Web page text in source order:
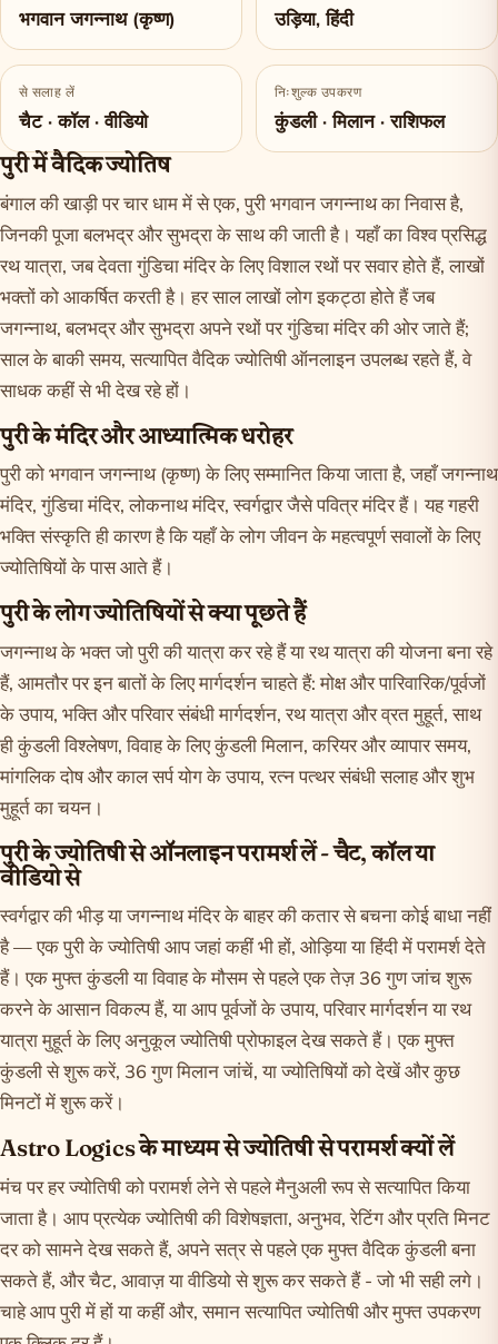
भगवान जगन्नाथ (कृष्ण) उड़िया, हिंदी
से सलाह लें
चैट · कॉल · वीडियो
निःशुल्क उपकरण
कुंडली · मिलान · राशिफल
पुरी में वैदिक ज्योतिष
बंगाल की खाड़ी पर चार धाम में से एक, पुरी भगवान जगन्नाथ का निवास है,
जिनकी पूजा बलभद्र और सुभद्रा के साथ की जाती है। यहाँ का विश्व प्रसिद्ध
रथ यात्रा, जब देवता गुंडिचा मंदिर के लिए विशाल रथों पर सवार होते हैं, लाखों
भक्तों को आकर्षित करती है। हर साल लाखों लोग इकट्ठा होते हैं जब
जगन्नाथ, बलभद्र और सुभद्रा अपने रथों पर गुंडिचा मंदिर की ओर जाते हैं;
साल के बाकी समय, सत्यापित वैदिक ज्योतिषी ऑनलाइन उपलब्ध रहते हैं, वे
साधक कहीं से भी देख रहे हों।
पुरी के मंदिर और आध्यात्मिक धरोहर
पुरी को भगवान जगन्नाथ (कृष्ण) के लिए सम्मानित किया जाता है, जहाँ जगन्नाथ
मंदिर, गुंडिचा मंदिर, लोकनाथ मंदिर, स्वर्गद्वार जैसे पवित्र मंदिर हैं। यह गहरी
भक्ति संस्कृति ही कारण है कि यहाँ के लोग जीवन के महत्वपूर्ण सवालों के लिए
ज्योतिषियों के पास आते हैं।
पुरी के लोग ज्योतिषियों से क्या पूछते हैं
जगन्नाथ के भक्त जो पुरी की यात्रा कर रहे हैं या रथ यात्रा की योजना बना रहे
हैं, आमतौर पर इन बातों के लिए मार्गदर्शन चाहते हैं: मोक्ष और पारिवारिक/पूर्वजों
के उपाय, भक्ति और परिवार संबंधी मार्गदर्शन, रथ यात्रा और व्रत मुहूर्त, साथ
ही कुंडली विश्लेषण, विवाह के लिए कुंडली मिलान, करियर और व्यापार समय,
मांगलिक दोष और काल सर्प योग के उपाय, रत्न पत्थर संबंधी सलाह और शुभ
मुहूर्त का चयन।
पुरी के ज्योतिषी से ऑनलाइन परामर्श लें - चैट, कॉल या
वीडियो से
स्वर्गद्वार की भीड़ या जगन्नाथ मंदिर के बाहर की कतार से बचना कोई बाधा नहीं
है — एक पुरी के ज्योतिषी आप जहां कहीं भी हों, ओड़िया या हिंदी में परामर्श देते
हैं। एक मुफ्त कुंडली या विवाह के मौसम से पहले एक तेज़ 36 गुण जांच शुरू
करने के आसान विकल्प हैं, या आप पूर्वजों के उपाय, परिवार मार्गदर्शन या रथ
यात्रा मुहूर्त के लिए अनुकूल ज्योतिषी प्रोफाइल देख सकते हैं। एक मुफ्त
कुंडलीसे शुरू करें, 36 गुण मिलानजांचें, याज्योतिषियों को देखेंऔर कुछ
मिनटों में शुरू करें।
Astro Logics के माध्यम से ज्योतिषी से परामर्श क्यों लें
मंच पर हर ज्योतिषी को परामर्श लेने से पहले मैनुअली रूप से सत्यापित किया
जाता है। आप प्रत्येक ज्योतिषी की विशेषज्ञता, अनुभव, रेटिंग और प्रति मिनट
दर को सामने देख सकते हैं, अपने सत्र से पहले एक मुफ्त वैदिक कुंडली बना
सकते हैं, और चैट, आवाज़ या वीडियो से शुरू कर सकते हैं - जो भी सही लगे।
चाहे आप पुरी में हों या कहीं और, समान सत्यापित ज्योतिषी और मुफ्त उपकरण